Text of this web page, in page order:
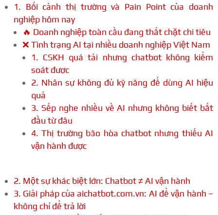
1. Bối cảnh thị trường và Pain Point của doanh
nghiệp hôm nay
🔥 Doanh nghiệp toàn cầu đang thắt chặt chi tiêu
❌ Tình trạng AI tại nhiều doanh nghiệp Việt Nam
1. CSKH quá tải nhưng chatbot không kiểm
soát được
2. Nhân sự không đủ kỹ năng để dùng AI hiệu
quả
3. Sếp nghe nhiều về AI nhưng không biết bắt
đầu từ đâu
4. Thị trường bão hòa chatbot nhưng thiếu AI
vận hành được
2. Một sự khác biệt lớn: Chatbot ≠ AI vận hành
3. Giải pháp của aichatbot.com.vn: AI để vận hành –
không chỉ để trả lời